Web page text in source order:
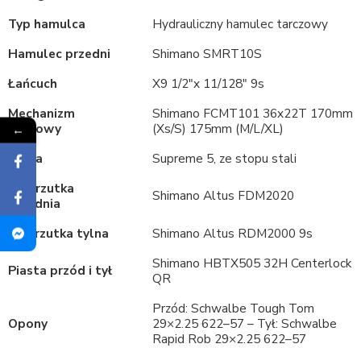
Typ hamulca
Hydrauliczny hamulec tarczowy
Hamulec przedni
Shimano SMRT10S
Łańcuch
X9 1/2″x 11/128″ 9s
Mechanizm
korbowy
Shimano FCMT101 36x22T 170mm
(Xs/S) 175mm (M/L/XL)
Rama
Supreme 5, ze stopu stali
rzerzutka
przednia
Shimano Altus FDM2020
Przerzutka tylna Shimano Altus RDM2000 9s
Piasta przód i tył
Shimano HBTX505 32H Centerlock
QR
Opony
Przód: Schwalbe Tough Tom
29×2.25 622–57 – Tył: Schwalbe
Rapid Rob 29×2.25 622–57
←